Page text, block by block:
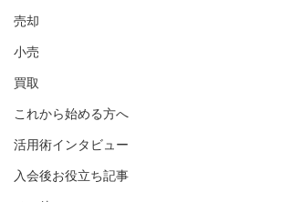
売却
小売
買取
これから始める方へ
活用術インタビュー
入会後お役立ち記事